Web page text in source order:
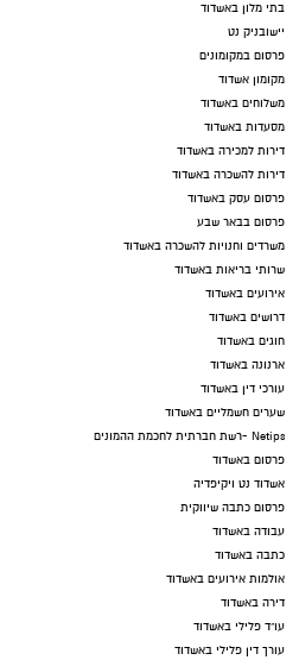
בתי מלון באשדוד
יישובניק נט
פרסום במקומונים
מקומון אשדוד
משלוחים באשדוד
מסעדות באשדוד
דירות למכירה באשדוד
דירות להשכרה באשדוד
פרסום עסק באשדוד
פרסום בבאר שבע
משרדים וחנויות להשכרה באשדוד
שרותי בריאות באשדוד
אירועים באשדוד
דרושים באשדוד
חוגים באשדוד
ארנונה באשדוד
עורכי דין באשדוד
שערים חשמליים באשדוד
Netips -רשת חברתית לחכמת ההמונים
פרסום באשדוד
אשדוד נט ויקיפדיה
פרסום כתבה שיווקית
עבודה באשדוד
כתבה באשדוד
אולמות אירועים באשדוד
דירה באשדוד
עו"ד פלילי באשדוד
עורך דין פלילי באשדוד